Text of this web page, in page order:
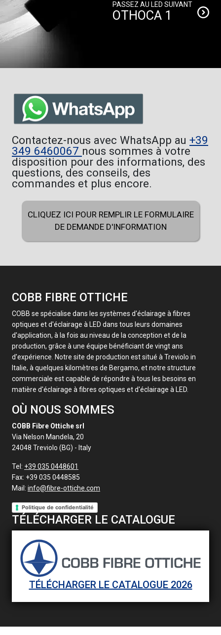
PASSEZ AU LED SUIVANT
OTHOCA 1
Contactez-nous avec WhatsApp au +39
349 6460067 nous sommes à votre
disposition pour des informations, des
questions, des conseils, des
commandes et plus encore.
CLIQUEZ ICI POUR REMPLIR LE FORMULAIRE
DE DEMANDE D'INFORMATION
COBB FIBRE OTTICHE
COBB se spécialise dans les systèmes d'éclairage à fibres
optiques et d'éclairage à LED dans tous leurs domaines
d'application, à la fois au niveau de la conception et de la
production, grâce à une équipe bénéficiant de vingt ans
d'expérience. Notre site de production est situé à Treviolo in
Italie, à quelques kilomètres de Bergamo, et notre structure
commerciale est capable de répondre à tous les besoins en
matière d'éclairage à fibres optiques et d'éclairage à LED.
OÙ NOUS SOMMES
COBB Fibre Ottiche srl
Via Nelson Mandela, 20
24048 Treviolo (BG) - Italy
Tel: +39 035 0448601
Fax: +39 035 0448585
Mail: info@fibre-ottiche.com
Politique de confidentialité
TÉLÉCHARGER LE CATALOGUE
TÉLÉCHARGER LE CATALOGUE 2026